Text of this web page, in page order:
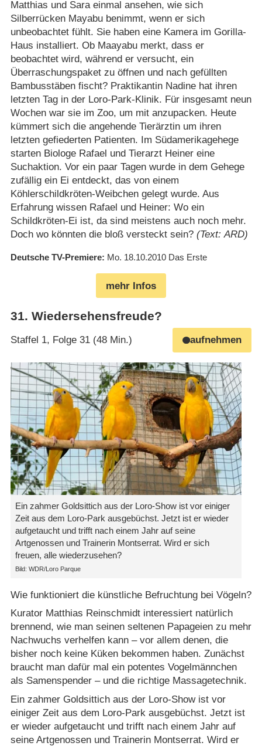
Matthias und Sara einmal ansehen, wie sich
Silberrücken Mayabu benimmt, wenn er sich
unbeobachtet fühlt. Sie haben eine Kamera im Gorilla-
Haus installiert. Ob Maayabu merkt, dass er
beobachtet wird, während er versucht, ein
Überraschungspaket zu öffnen und nach gefüllten
Bambusstäben fischt? Praktikantin Nadine hat ihren
letzten Tag in der Loro-Park-Klinik. Für insgesamt neun
Wochen war sie im Zoo, um mit anzupacken. Heute
kümmert sich die angehende Tierärztin um ihren
letzten gefiederten Patienten. Im Südamerikagehege
starten Biologe Rafael und Tierarzt Heiner eine
Suchaktion. Vor ein paar Tagen wurde in dem Gehege
zufällig ein Ei entdeckt, das von einem
Köhlerschildkröten-Weibchen gelegt wurde. Aus
Erfahrung wissen Rafael und Heiner: Wo ein
Schildkröten-Ei ist, da sind meistens auch noch mehr.
Doch wo könnten die bloß versteckt sein? (Text: ARD)
Deutsche TV-Premiere Mo. 18.10.2010 Das Erste
mehr Infos
31. Wiedersehensfreude?
Staffel 1, Folge 31 (48 Min.) aufnehmen
Ein zahmer Goldsittich aus der Loro-Show ist vor einiger
Zeit aus dem Loro-Park ausgebüchst. Jetzt ist er wieder
aufgetaucht und trifft nach einem Jahr auf seine
Artgenossen und Trainerin Montserrat. Wird er sich
freuen, alle wiederzusehen?
Bild: WDR/Loro Parque
Wie funktioniert die künstliche Befruchtung bei Vögeln?
Kurator Matthias Reinschmidt interessiert natürlich
brennend, wie man seinen seltenen Papageien zu mehr
Nachwuchs verhelfen kann – vor allem denen, die
bisher noch keine Küken bekommen haben. Zunächst
braucht man dafür mal ein potentes Vogelmännchen
als Samenspender – und die richtige Massagetechnik.
Ein zahmer Goldsittich aus der Loro-Show ist vor
einiger Zeit aus dem Loro-Park ausgebüchst. Jetzt ist
er wieder aufgetaucht und trifft nach einem Jahr auf
seine Artgenossen und Trainerin Montserrat. Wird er